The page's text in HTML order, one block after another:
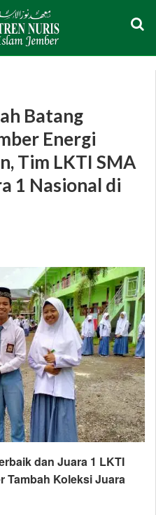
Batang
Energi
Tim LKTI SMA
1 Nasional di
dan Juara 1 LKTI
Tambah Koleksi Juara